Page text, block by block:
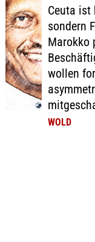
Ceuta ist
sondern
Marokko
wollen
WOLD